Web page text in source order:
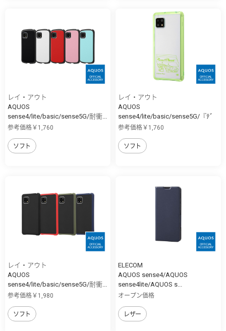
レイ・アウト
AQUOS
sense4/lite/basic/sense5G/耐衝...
参考価格￥1,760
ソフト
レイ・アウト
AQUOS
sense4/lite/basic/sense5G/『ﾃﾞ
ｨ...
参考価格￥1,760
ソフト
レイ・アウト
AQUOS
sense4/lite/basic/sense5G/耐衝...
参考価格￥1,980
ソフト
ELECOM
AQUOS sense4/AQUOS
sense4lite/AQUOS s...
オープン価格
レザー